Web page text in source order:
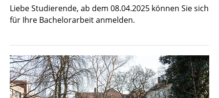
Liebe Studierende, ab dem 08.04.2025 können Sie sich
für Ihre Bachelorarbeit anmelden.